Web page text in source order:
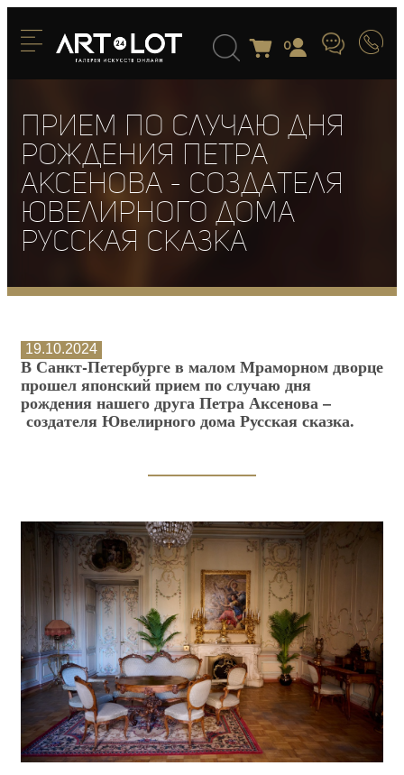
0
Прием по случаю дня
рождения Петра
Аксенова - создателя
Ювелирного дома
Русская сказка
19.10.2024
В Санкт-Петербурге в малом Мраморном дворце
прошел японский прием по случаю дня
рождения нашего друга Петра Аксенова –
создателя Ювелирного дома Русская сказка.